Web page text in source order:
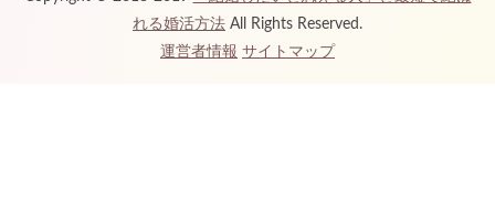
れる婚活方法 All Rights Reserved.
運営者情報 サイトマップ